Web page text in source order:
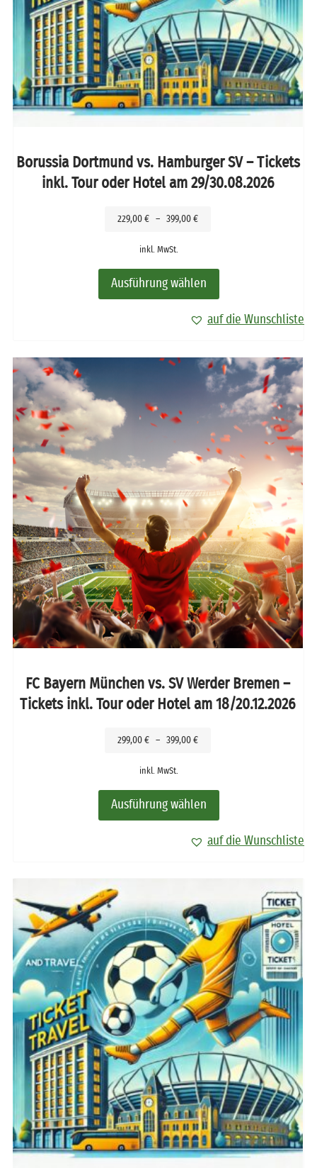
Borussia Dortmund vs. Hamburger SV – Tickets
inkl. Tour oder Hotel am 29/30.08.2026
229,00 € – 399,00 €
inkl. MwSt.
Ausführung wählen
auf die Wunschliste
FC Bayern München vs. SV Werder Bremen –
Tickets inkl. Tour oder Hotel am 18/20.12.2026
299,00 € – 399,00 €
inkl. MwSt.
Ausführung wählen
auf die Wunschliste